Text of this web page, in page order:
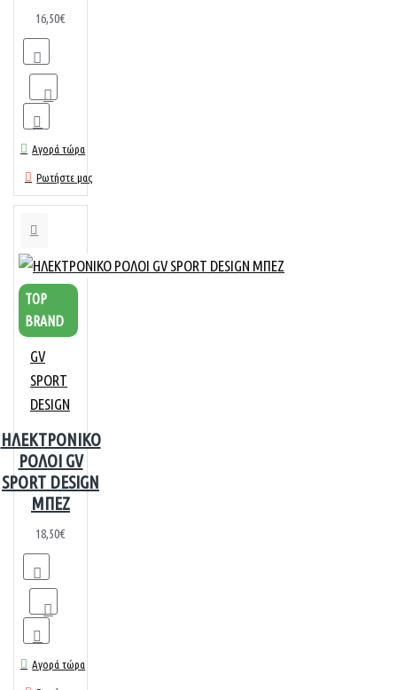
16,50€
Αγορά τώρα
Ρωτήστε μας
TOP
BRAND
GV
SPORT
DESIGN
ΗΛΕΚΤΡΟΝΙΚΟ
ΡΟΛΟΙ GV
SPORT DESIGN
ΜΠΕΖ
18,50€
Αγορά τώρα